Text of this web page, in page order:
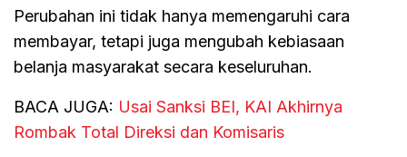
Perubahan ini tidak hanya memengaruhi cara
membayar, tetapi juga mengubah kebiasaan
belanja masyarakat secara keseluruhan.
BACA JUGA: Usai Sanksi BEI, KAI Akhirnya
Rombak Total Direksi dan Komisaris